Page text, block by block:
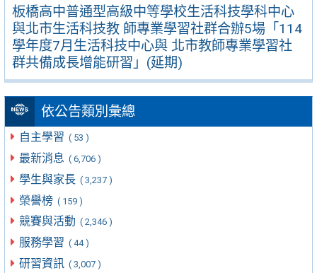
板橋高中普通型高級中等學校生活科技學科中心
與北市生活科技教 師專業學習社群合辦5場「114
學年度7月生活科技中心與 北市教師專業學習社
群共備成長增能研習」(延期)
依公告類別彙總
自主學習 ( 53 )
最新消息 ( 6,706 )
學生與家長 ( 3,237 )
榮譽榜 ( 159 )
競賽與活動 ( 2,346 )
服務學習 ( 44 )
研習資訊 ( 3,007 )